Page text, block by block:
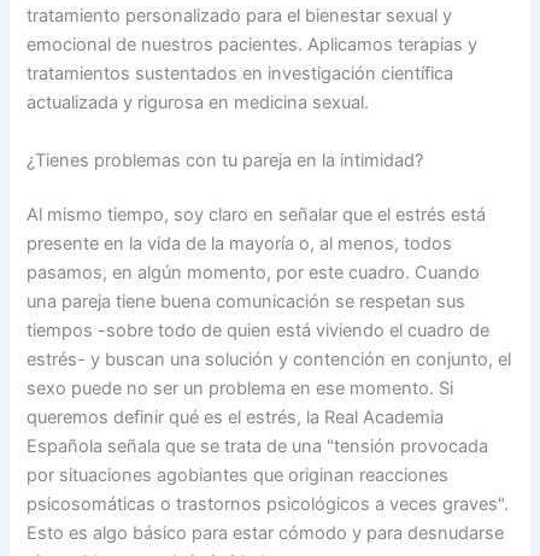
tratamiento personalizado para el bienestar sexual y
emocional de nuestros pacientes. Aplicamos terapias y
tratamientos sustentados en investigación científica
actualizada y rigurosa en medicina sexual.
¿Tienes problemas con tu pareja en la intimidad?
Al mismo tiempo, soy claro en señalar que el estrés está
presente en la vida de la mayoría o, al menos, todos
pasamos, en algún momento, por este cuadro. Cuando
una pareja tiene buena comunicación se respetan sus
tiempos -sobre todo de quien está viviendo el cuadro de
estrés- y buscan una solución y contención en conjunto, el
sexo puede no ser un problema en ese momento. Si
queremos definir qué es el estrés, la Real Academia
Española señala que se trata de una "tensión provocada
por situaciones agobiantes que originan reacciones
psicosomáticas o trastornos psicológicos a veces graves".
Esto es algo básico para estar cómodo y para desnudarse